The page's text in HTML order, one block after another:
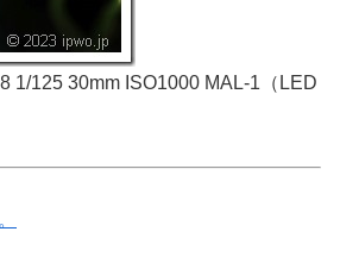
1/125 30mm ISO1000 MAL-1（LED